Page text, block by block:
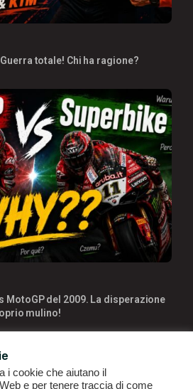
totale! Chi ha ragione?
MotoGP del 2009. La disperazione
mulino!
i cookie che aiutano il
e per tenere traccia di come